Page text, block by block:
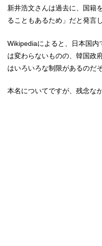
新井浩文さんは過去に、国籍
ることもあるため」だと発言
Wikipediaによると、日本国
は変わらないものの、韓国政
はいろいろな制限があるのだ
本名についてですが、残念な